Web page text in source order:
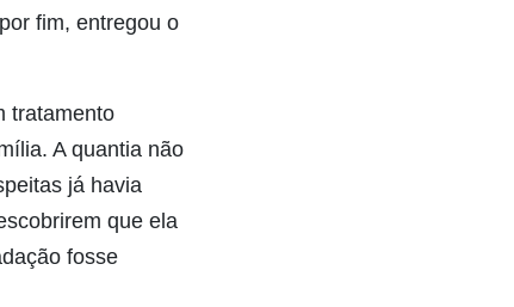
fim, entregou o
tratamento
A quantia não
já havia
que ela
fosse